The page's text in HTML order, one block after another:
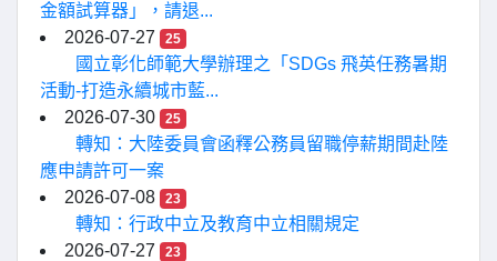
金額試算器」，請退...
2026-07-27
25
國立彰化師範大學辦理之「SDGs 飛英任務暑期
活動-打造永續城市藍...
2026-07-30
25
轉知：大陸委員會函釋公務員留職停薪期間赴陸
應申請許可一案
2026-07-08
23
轉知：行政中立及教育中立相關規定
2026-07-27
23